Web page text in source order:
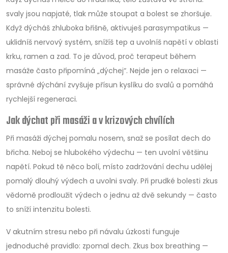
svaly jsou napjaté, tlak může stoupat a bolest se zhoršuje.
Když dýcháš zhluboka břišně, aktivuješ parasympatikus —
uklidníš nervový systém, snížíš tep a uvolníš napětí v oblasti
krku, ramen a zad. To je důvod, proč terapeut během
masáže často připomíná „dýchej“. Nejde jen o relaxaci —
správné dýchání zvyšuje přísun kyslíku do svalů a pomáhá
rychlejší regeneraci.
Jak dýchat při masáži a v krizových chvílích
Při masáži dýchej pomalu nosem, snaž se posílat dech do
břicha. Neboj se hlubokého výdechu — ten uvolní většinu
napětí. Pokud tě něco bolí, místo zadržování dechu udělej
pomalý dlouhý výdech a uvolni svaly. Při prudké bolesti zkus
vědomě prodloužit výdech o jednu až dvě sekundy — často
to sníží intenzitu bolesti.
V akutním stresu nebo při návalu úzkosti funguje
jednoduché pravidlo: zpomal dech. Zkus box breathing —